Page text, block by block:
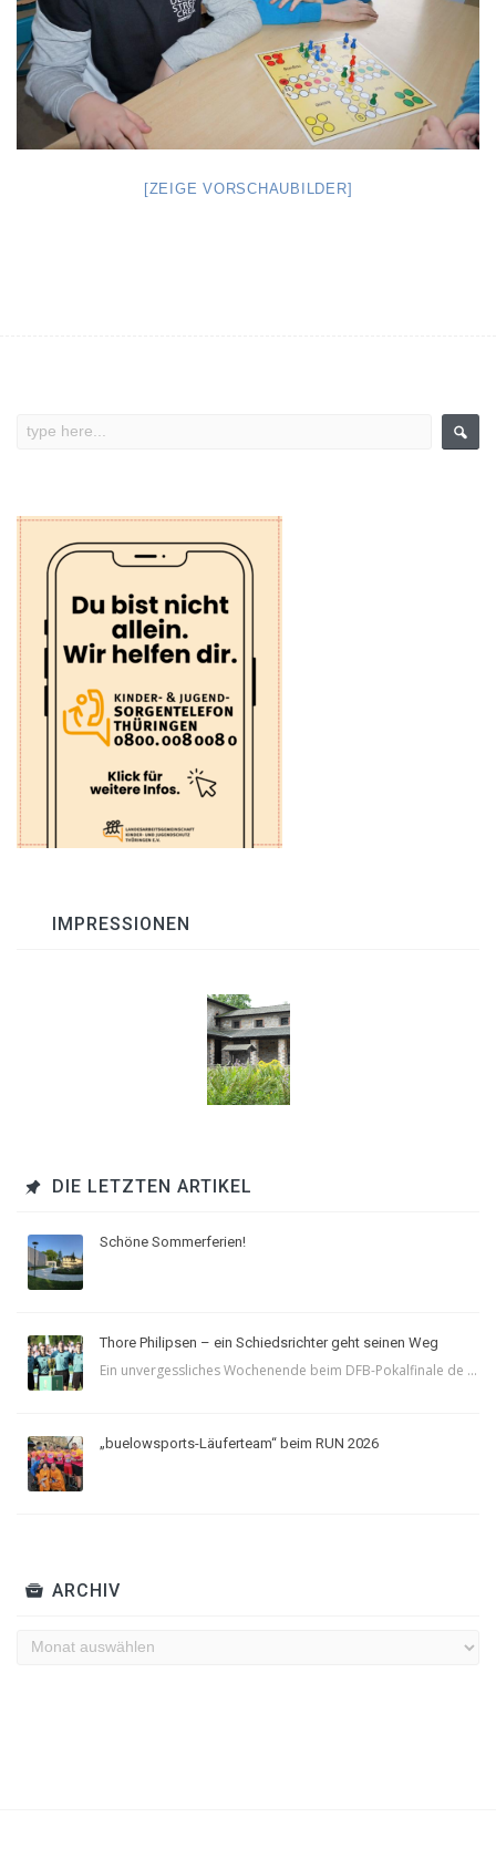
[ZEIGE VORSCHAUBILDER]
IMPRESSIONEN
DIE LETZTEN ARTIKEL
Schöne Sommerferien!
Thore Philipsen – ein Schiedsrichter geht seinen Weg
Ein unvergessliches Wochenende beim DFB-Pokalfinale de ...
„buelowsports-Läuferteam“ beim RUN 2026
ARCHIV
Archiv